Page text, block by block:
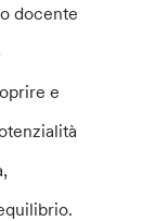
docente
e